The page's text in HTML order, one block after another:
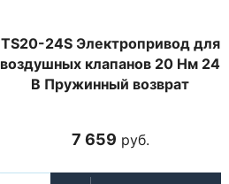
TS20-24S Электропривод для
воздушных клапанов 20 Нм 24
В Пружинный возврат
7 659 руб.